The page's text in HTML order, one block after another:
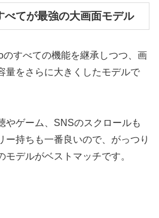
てが最強の大画面モデル
のすべての機能を継承しつつ、画
量をさらに大きくしたモデルで
やゲーム、SNSのスクロールも
ー持ちも一番良いので、がっつり
モデルがベストマッチです。